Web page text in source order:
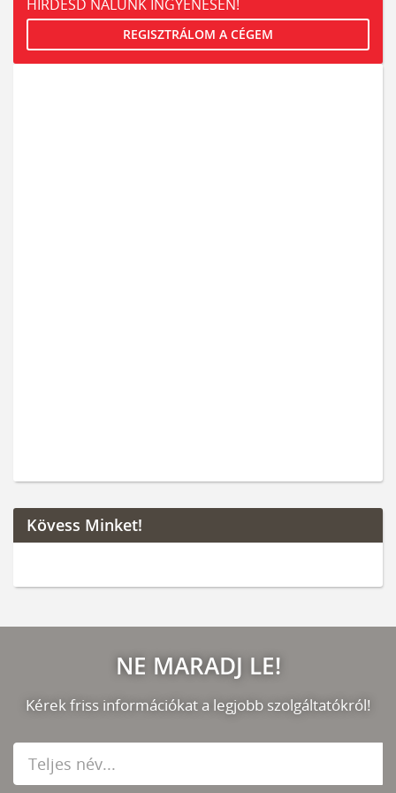
HIRDESD NÁLUNK INGYENESEN!
REGISZTRÁLOM A CÉGEM
Kövess Minket!
NE MARADJ LE!
Kérek friss információkat a legjobb szolgáltatókról!